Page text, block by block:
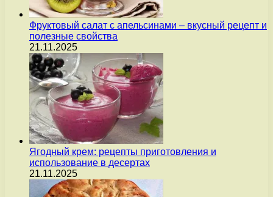
Фруктовый салат с апельсинами – вкусный рецепт и
полезные свойства
21.11.2025
Ягодный крем: рецепты приготовления и
использование в десертах
21.11.2025